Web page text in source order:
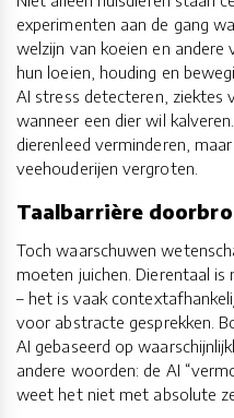
experimenten aan de gang
welzijn van koeien en
hun loeien, houding en
AI stress detecteren, ziektes
wanneer een dier wil
dierenleed verminderen,
veehouderijen vergroten.
Taalbarrière
Toch waarschuwen
moeten juichen. Dierentaal is
– het is vaak
voor abstracte gesprekken.
AI gebaseerd op
andere woorden: de AI
weet het niet met absolute